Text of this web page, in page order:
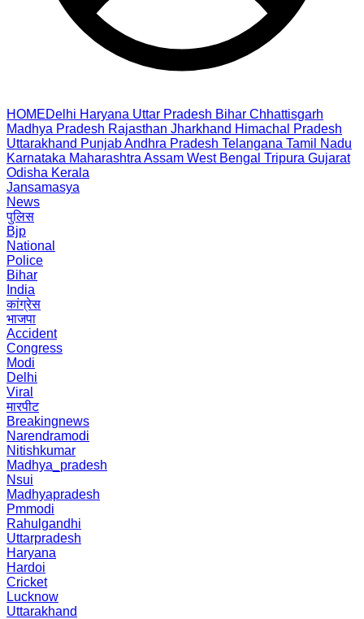
HOMEDelhi Haryana Uttar Pradesh Bihar Chhattisgarh
Madhya Pradesh Rajasthan Jharkhand Himachal Pradesh
Uttarakhand PunjabAndhra Pradesh Telangana Tamil Nadu
Karnataka Maharashtra Assam West Bengal Tripura Gujarat
Odisha Kerala
Jansamasya
News
पुलिस
Bjp
National
Police
Bihar
India
कांग्रेस
भाजपा
Accident
Congress
Modi
Delhi
Viral
मारपीट
Breakingnews
Narendramodi
Nitishkumar
Madhya_pradesh
Nsui
Madhyapradesh
Pmmodi
Rahulgandhi
Uttarpradesh
Haryana
Hardoi
Cricket
Lucknow
Uttarakhand